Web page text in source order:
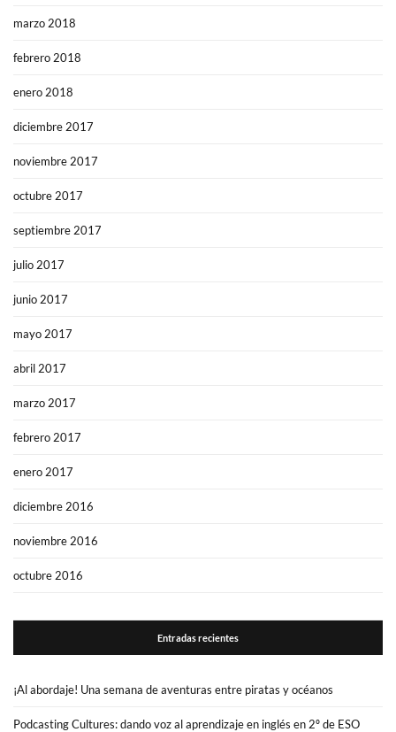
marzo 2018
febrero 2018
enero 2018
diciembre 2017
noviembre 2017
octubre 2017
septiembre 2017
julio 2017
junio 2017
mayo 2017
abril 2017
marzo 2017
febrero 2017
enero 2017
diciembre 2016
noviembre 2016
octubre 2016
Entradas recientes
¡Al abordaje! Una semana de aventuras entre piratas y océanos
Podcasting Cultures: dando voz al aprendizaje en inglés en 2º de ESO